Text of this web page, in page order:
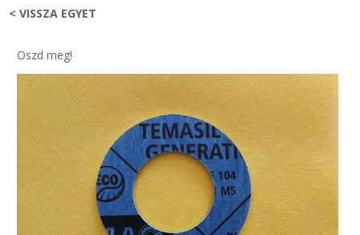
IPARI KARIMA TÖMÍTÉS
TÖMÍTŐ TÁBLA - SZIGETELŐ LEMEZ
GUMILEMEZ - FILC - HÓTOLÓ
TÖMÍTŐ ZSINÓR - RAGASZTÓ
Egyedi gyártás
Hírek
Kapcsolat
ÁSZF
< VISSZA EGYET
Oszd meg!